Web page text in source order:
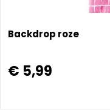
Backdrop roze
€ 5,99